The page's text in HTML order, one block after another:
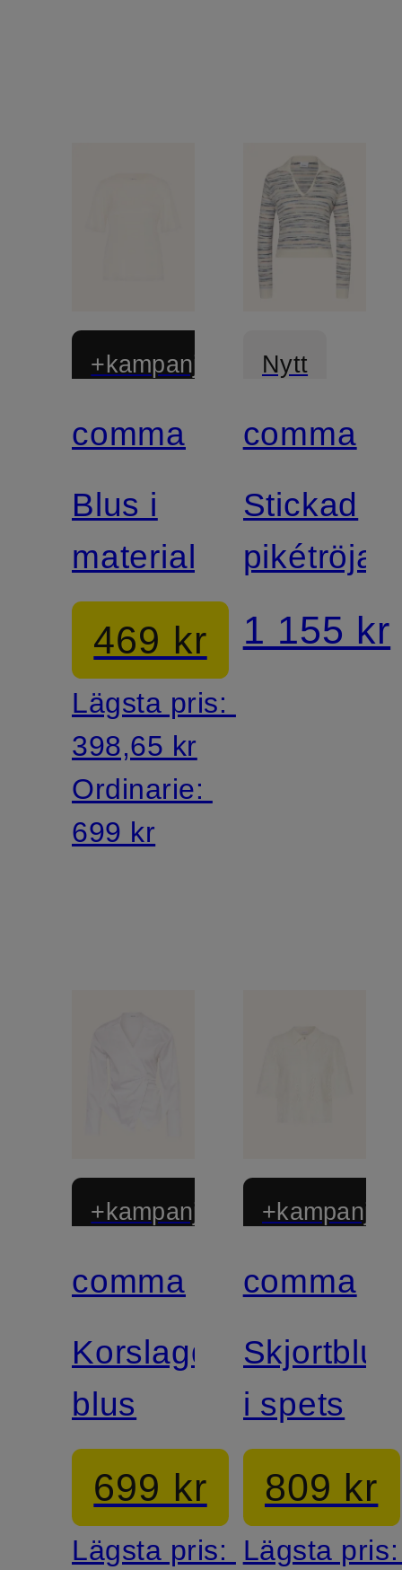
+kampanjrabatt
comma
Blus i
materialmix
469 kr
Lägsta pris:
398,65 kr
Ordinarie:
699 kr
Nytt
comma
Stickad
pikétröja
1 155 kr
+kampanjrabatt
comma
Korslagd
blus
699 kr
Lägsta pris:
comma
Skjortblus
i spets
809 kr
Lägsta